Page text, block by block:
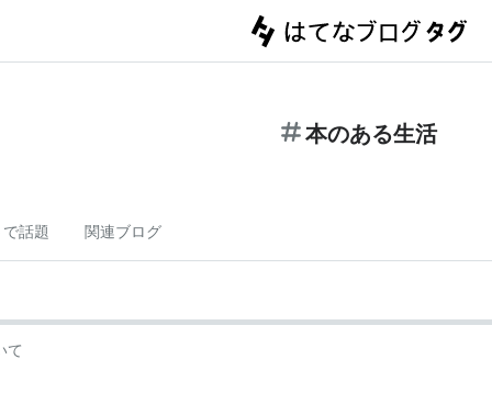
本のある生活
話題 関連ブログ
て